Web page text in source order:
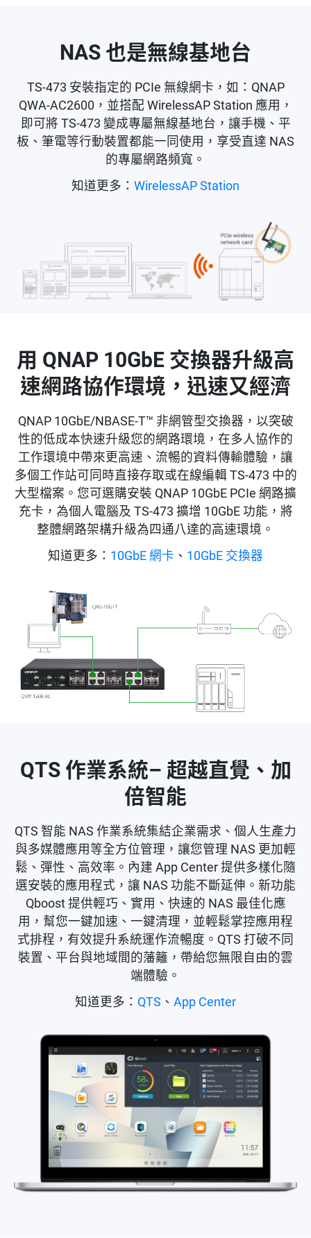
NAS 也是無線基地台
TS-473 安裝指定的 PCIe 無線網卡，如：QNAP
QWA-AC2600，並搭配 WirelessAP Station 應用，
即可將 TS-473 變成專屬無線基地台，讓手機、平
板、筆電等行動裝置都能一同使用，享受直達 NAS
的專屬網路頻寬。
知道更多： WirelessAP Station
用 QNAP 10GbE 交換器升級高
速網路協作環境，迅速又經濟
QNAP 10GbE/NBASE-T™ 非網管型交換器，以突破
性的低成本快速升級您的網路環境，在多人協作的
工作環境中帶來更高速、流暢的資料傳輸體驗，讓
多個工作站可同時直接存取或在線編輯 TS-473 中的
大型檔案。您可選購安裝 QNAP 10GbE PCIe 網路擴
充卡，為個人電腦及 TS-473 擴增 10GbE 功能，將
整體網路架構升級為四通八達的高速環境。
知道更多： 10GbE 網卡 、 10GbE 交換器
QTS 作業系統– 超越直覺、加
倍智能
QTS 智能 NAS 作業系統集結企業需求、個人生產力
與多媒體應用等全方位管理，讓您管理 NAS 更加輕
鬆、彈性、高效率。內建 App Center 提供多樣化隨
選安裝的應用程式，讓 NAS 功能不斷延伸。新功能
Qboost 提供輕巧、實用、快速的 NAS 最佳化應
用，幫您一鍵加速、一鍵清理，並輕鬆掌控應用程
式排程，有效提升系統運作流暢度。QTS 打破不同
裝置、平台與地域間的藩籬，帶給您無限自由的雲
端體驗。
知道更多： QTS 、 App Center